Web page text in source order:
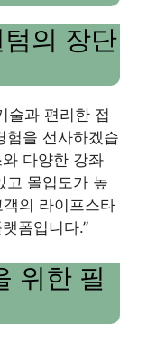
의 장단
술과 편리한 접
험을 선사하겠습
다양한 강좌
고 몰입도가 높
의 라이프스타
폼입니다.”
위한 필